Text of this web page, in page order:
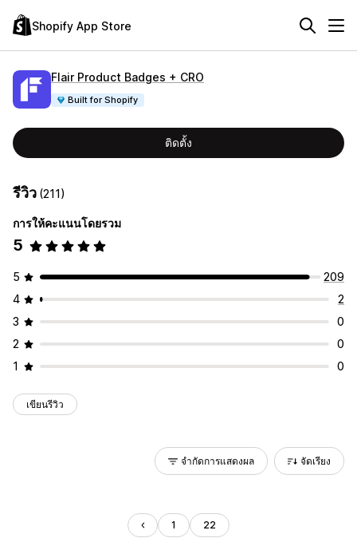
Shopify App Store
Flair Product Badges + CRO
Built for Shopify
ติดตั้ง
รีวิว (211)
การให้คะแนนโดยรวม
5
5
209
4
2
3
0
2
0
1
0
เขียนรีวิว
จำกัดการแสดงผล จัดเรียง
1 22